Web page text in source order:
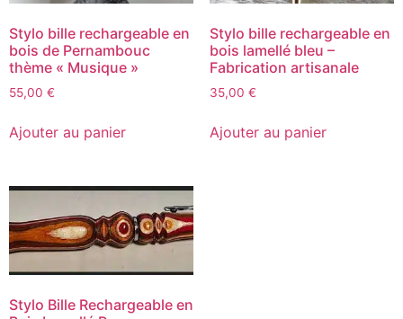
Stylo bille rechargeable en
bois de Pernambouc
thème « Musique »
55,00 €
Ajouter au panier
Stylo bille rechargeable en
bois lamellé bleu –
Fabrication artisanale
35,00 €
Ajouter au panier
Stylo Bille Rechargeable en